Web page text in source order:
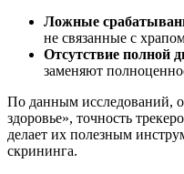
Ложные
не связанные с
Отсутствие полной
заменяют
По данным исследований,
здоровье», точность
делает их полезным
скрининга.